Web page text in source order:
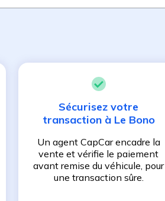
Sécurisez votre
transaction à Le Bono
Un agent CapCar encadre la
vente et vérifie le paiement
avant remise du véhicule, pour
une transaction sûre.